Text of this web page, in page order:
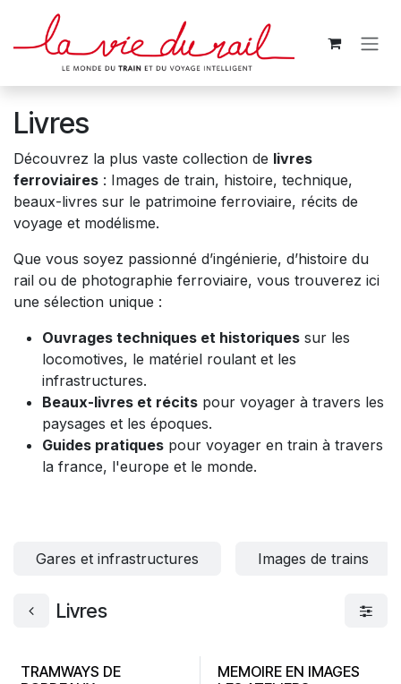
Se rendre au contenu
Livres
Découvrez la plus vaste collection de livres
ferroviaires : Images de train, histoire, technique,
beaux-livres sur le patrimoine ferroviaire, récits de
voyage et modélisme.
Que vous soyez passionné d’ingénierie, d’histoire du
rail ou de photographie ferroviaire, vous trouverez ici
une sélection unique :
Ouvrages techniques et historiques sur les
locomotives, le matériel roulant et les
infrastructures.
Beaux-livres et récits pour voyager à travers les
paysages et les époques.
Guides pratiques pour voyager en train à travers
la france, l'europe et le monde.
Gares et infrastructures Images de trains
Livres
TRAMWAYS DE
MEMOIRE EN IMAGES